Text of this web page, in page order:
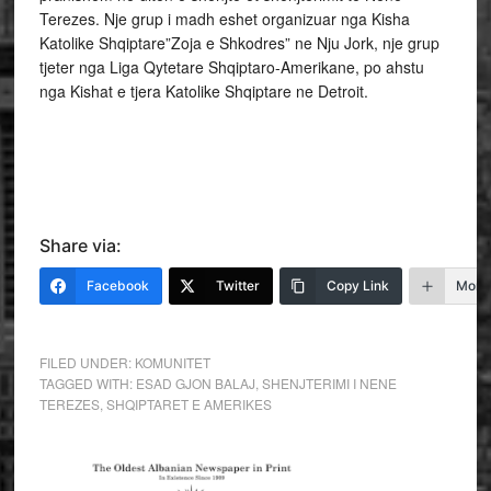
Terezes. Nje grup i madh eshet organizuar nga Kisha
Katolike Shqiptare”Zoja e Shkodres” ne Nju Jork, nje grup
tjeter nga Liga Qytetare Shqiptaro-Amerikane, po ahstu
nga Kishat e tjera Katolike Shqiptare ne Detroit.
Share via:
Facebook Twitter Copy Link More
FILED UNDER: KOMUNITET
TAGGED WITH: ESAD GJON BALAJ SHENJTERIMI I NENE
TEREZES, SHQIPTARET E AMERIKES